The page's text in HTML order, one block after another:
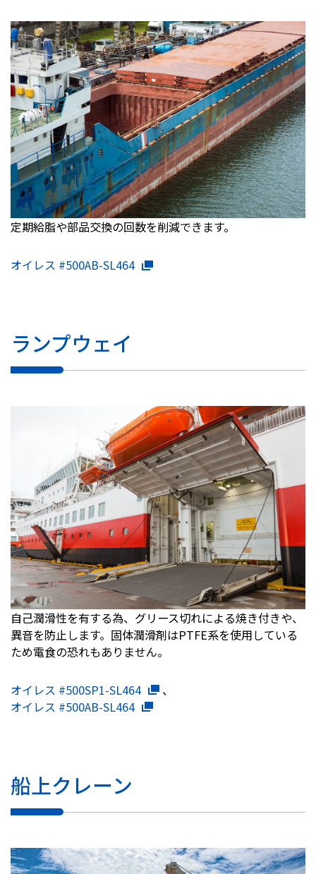
定期給脂や部品交換の回数を削減できます。
オイレス #500AB-SL464
ランプウェイ
自己潤滑性を有する為、グリース切れによる焼き付きや、
異音を防止します。固体潤滑剤はPTFE系を使用している
ため電食の恐れもありません。
オイレス #500SP1-SL464
、
オイレス #500AB-SL464
船上クレーン